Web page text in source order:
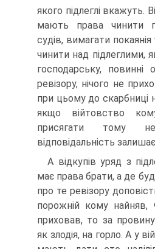
якого підлеглі вкажуть.
мають права чинити
судів, вимагати
чинити над підлеглими,
господарську, повинні
ревізору, нічого не
при цьому до скарбниці
якщо війтовство
присягати тому
відповідальність
A відкупів уряд з
має права брати, а де
про те ревізору
порожній кому найняв,
приховав, то за
як злодія, на горло. A у